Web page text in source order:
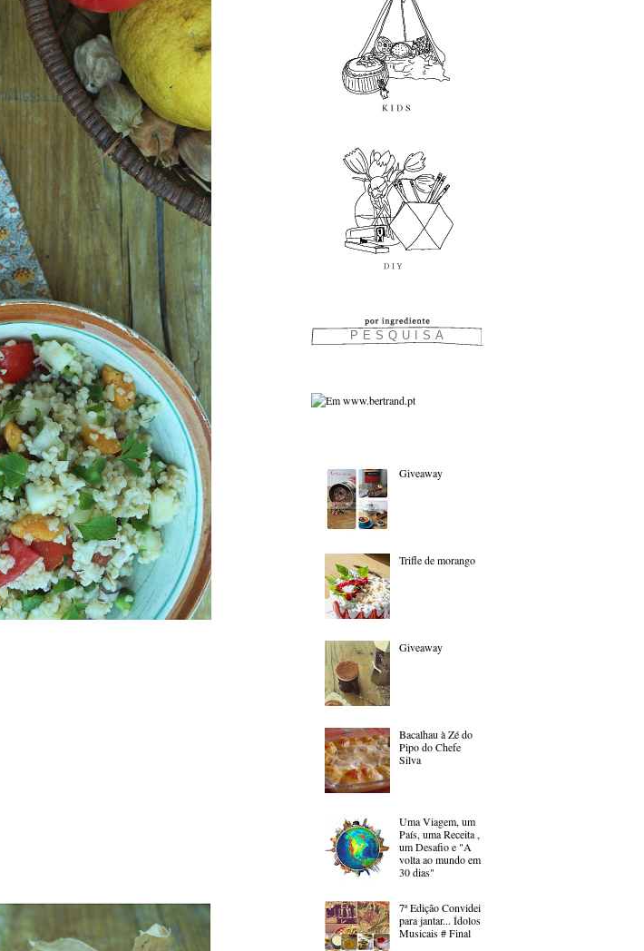
Giveaway
Trifle de morango
Giveaway
Bacalhau à Zé do
Pipo do Chefe
Silva
Uma Viagem, um
País, uma Receita ,
um Desafio e "A
volta ao mundo em
30 dias"
7ª Edição Convidei
para jantar... Ídolos
Musicais # Final